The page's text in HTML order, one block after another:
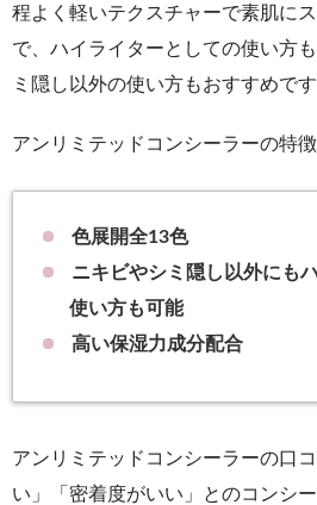
程よく軽いテクスチャーで素肌に
で、ハイライターとしての使い方
ミ隠し以外の使い方もおすすめです
アンリミテッドコンシーラーの特徴
色展開全13色
ニキビやシミ隠し以外にも
使い方も可能
高い保湿力成分配合
アンリミテッドコンシーラーの口
い」「密着度がいい」とのコンシ